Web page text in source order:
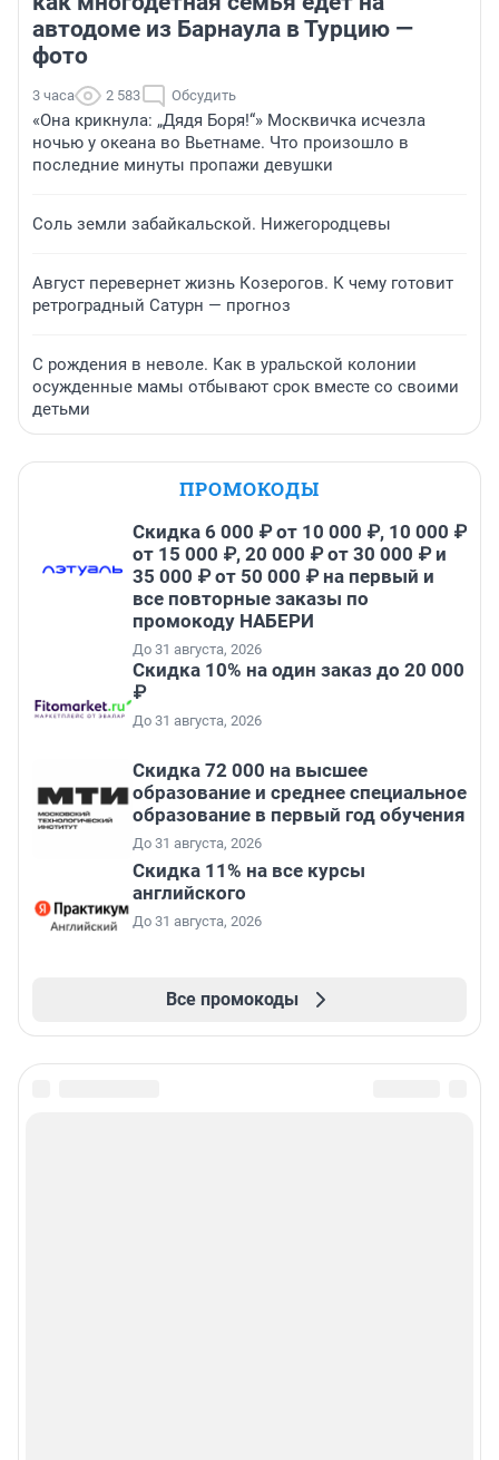
автодоме из Барнаула в Турцию —
фото
3 часа 2 583 Обсудить
«Она крикнула: „Дядя Боря!“» Москвичка исчезла
ночью у океана во Вьетнаме. Что произошло в
последние минуты пропажи девушки
Соль земли забайкальской. Нижегородцевы
Август перевернет жизнь Козерогов. К чему готовит
ретроградный Сатурн — прогноз
С рождения в неволе. Как в уральской колонии
осужденные мамы отбывают срок вместе со своими
детьми
ПРОМОКОДЫ
Скидка 6 000 ₽ от 10 000 ₽, 10 000 ₽
от 15 000 ₽, 20 000 ₽ от 30 000 ₽ и
35 000 ₽ от 50 000 ₽ на первый и
все повторные заказы по
промокоду НАБЕРИ
До 31 августа, 2026
Скидка 10% на один заказ до 20 000
₽
До 31 августа, 2026
Скидка 72 000 на высшее
образование и среднее специальное
образование в первый год обучения
До 31 августа, 2026
Скидка 11% на все курсы
английского
До 31 августа, 2026
Все промокоды